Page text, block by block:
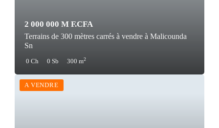
2 000 000 M F.CFA
Terrains de 300 mètres carrés à vendre à Malicounda
Sn
0 Ch 0 Sb 300 m2
A VENDRE